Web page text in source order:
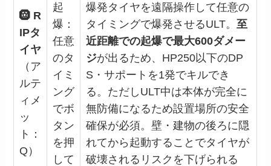
🛞 R
IPタ
イヤ
（ア
ルテ
ィメ
ッ
ト：
Q）
起
爆：
任意
のタ
イミ
ング
でボ
タン
を押
して
爆発タイヤを遠隔操作して任意の
タイミングで爆発させるULT。至
近距離での起爆で最大600ダメー
ジが出るため、HP250以下のDP
S・サポートを1発でキルでき
る。ただしULT中は本体が完全に
無防備になるため設置場所の安全
確保が必須。壁・建物の後ろに隠
れてから起動することでタイヤが
破壊されるリスクを下げられる